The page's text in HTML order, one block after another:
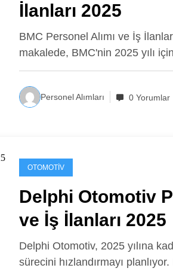
İlanları 2025
BMC Personel Alımı ve İş
makalede, BMC'nin 2025 yılı
Personel Alımları 0 Yorumlar
OTOMOTIV
Delphi Otomotiv
ve İş İlanları 2025
Delphi Otomotiv, 2025 yılına
sürecini hızlandırmayı